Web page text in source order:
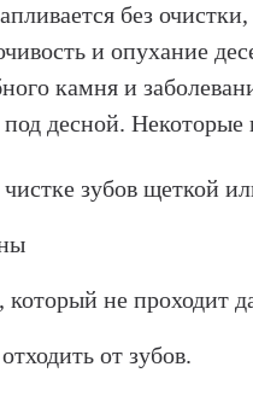
без
и опухание
камня и
десной.
зубов щеткой
не проходит
от зубов.